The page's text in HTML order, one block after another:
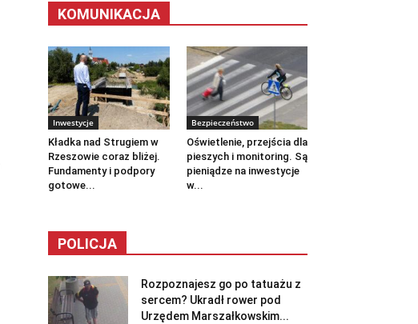
KOMUNIKACJA
Inwestycje
Kładka nad Strugiem w
Rzeszowie coraz bliżej.
Fundamenty i podpory
gotowe...
Bezpieczeństwo
Oświetlenie, przejścia dla
pieszych i monitoring. Są
pieniądze na inwestycje
w...
POLICJA
Rozpoznajesz go po tatuażu z
sercem? Ukradł rower pod
Urzędem Marszałkowskim...